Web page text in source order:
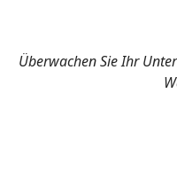
Überwachen Sie Ihr